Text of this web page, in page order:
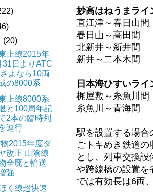
妙高はねうまライ
直江津～春日山間
春日山～高田間
北新井～新井間
新井～二本木間
日本海ひすいライ
梶屋敷～糸魚川間
糸魚川～青海間
駅を設置する場合
ごトキめき鉄道
とし、列車交換
や跨線橋の設置を
では有効長は6両
(20)
上線2015年
31日よりATC
よなら10両
の8000系
上線8000系
と100周年記
2本の臨時列
運行
2015年度ダ
改正 山陰線
全廃と輸送
強
く線超快速